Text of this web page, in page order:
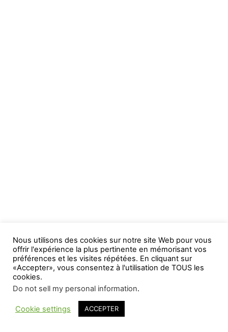
Nous utilisons des cookies sur notre site Web pour vous
offrir l'expérience la plus pertinente en mémorisant vos
préférences et les visites répétées. En cliquant sur
«Accepter», vous consentez à l'utilisation de TOUS les
cookies.
Do not sell my personal information.
Cookie settings ACCEPTER